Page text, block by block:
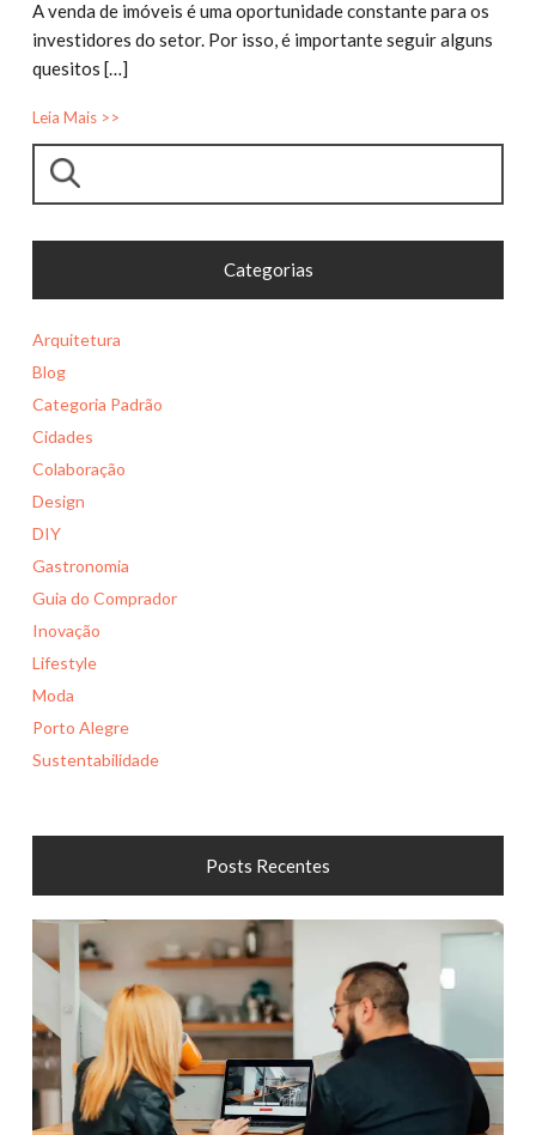
A venda de imóveis é uma oportunidade constante para os
investidores do setor. Por isso, é importante seguir alguns
quesitos […]
Leia Mais >>
Pesquisar
Categorias
Arquitetura
Blog
Categoria Padrão
Cidades
Colaboração
Design
DIY
Gastronomia
Guia do Comprador
Inovação
Lifestyle
Moda
Porto Alegre
Sustentabilidade
Posts Recentes